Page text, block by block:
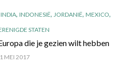
INDIA, INDONESIË, JORDANIË, MEXICO,
STATEN
die je gezien wilt hebben
MEI 2017